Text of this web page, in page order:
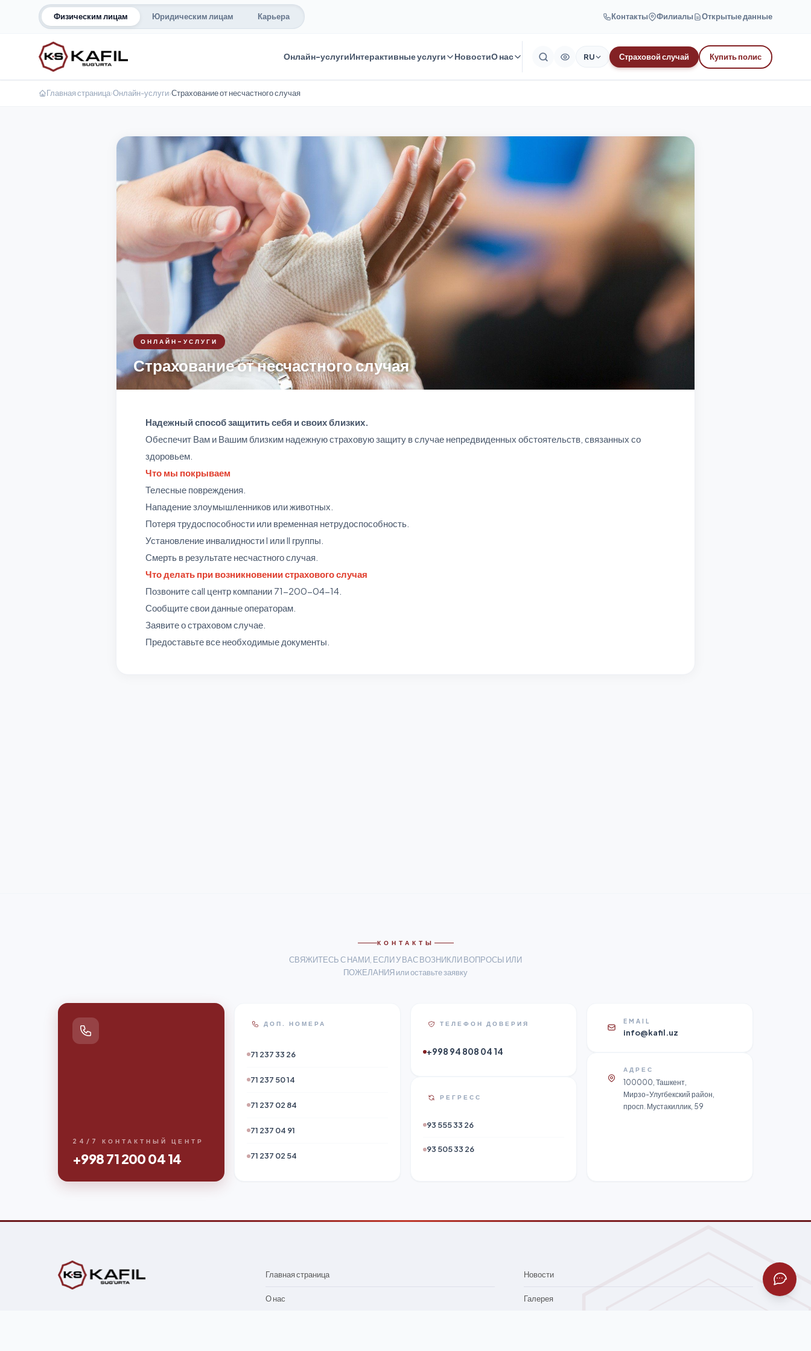
Физическим лицам Юридическим лицам Карьера Контакты Филиалы Открытые данные
Онлайн-услугиИнтерактивные услуги НовостиО нас RU Страховой случай Купить полис
Главная страница›Онлайн-услуги›Страхование от несчастного случая
ОНЛАЙН-УСЛУГИ
Страхование от несчастного случая
Надежный способ защитить себя и своих близких.
Обеспечит Вам и Вашим близким надежную страховую защиту в случае непредвиденных обстоятельств, связанных со
здоровьем.
Что мы покрываем
Телесные повреждения.
Нападение злоумышленников или животных.
Потеря трудоспособности или временная нетрудоспособность.
Установление инвалидности I или II группы.
Смерть в результате несчастного случая.
Что делать при возникновении страхового случая
Позвонитеcall центр компании 71-200-04-14.
Сообщите свои данные операторам.
Заявите о страховом случае.
Предоставьте все необходимые документы.
КОНТАКТЫ
СВЯЖИТЕСЬ С НАМИ, ЕСЛИ У ВАС ВОЗНИКЛИ ВОПРОСЫ ИЛИ
ПОЖЕЛАНИЯ или оставьте заявку
24/7 КОНТАКТНЫЙ ЦЕНТР
+998 71 200 04 14
ДОП. НОМЕРА
71 237 33 26
71 237 50 14
71 237 02 84
71 237 04 91
71 237 02 54
ТЕЛЕФОН ДОВЕРИЯ
+998 94 808 04 14
РЕГРЕСС
93 555 33 26
93 505 33 26
EMAIL
info@kafil.uz
АДРЕС
100000, Ташкент,
Мирзо-Улугбекский район,
просп. Мустакиллик, 59
Главная страница Новости
О нас Галерея